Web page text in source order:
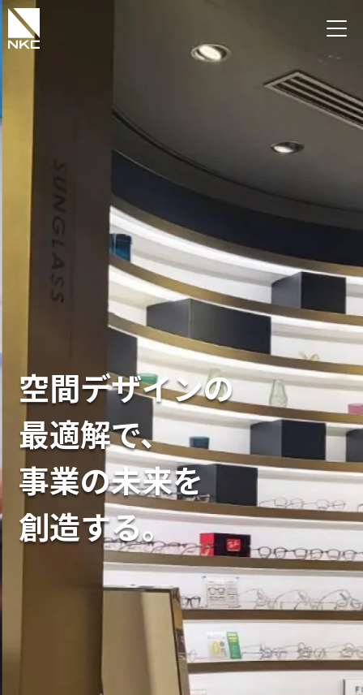
空間デザインの
最適解で、
事業の未来を
創造する。